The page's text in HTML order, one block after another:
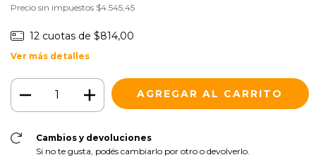
Precio sin impuestos $4.545,45
12 cuotas de $814,00
Ver más detalles
Cambios y devoluciones
Si no te gusta, podés cambiarlo por otro o devolverlo.